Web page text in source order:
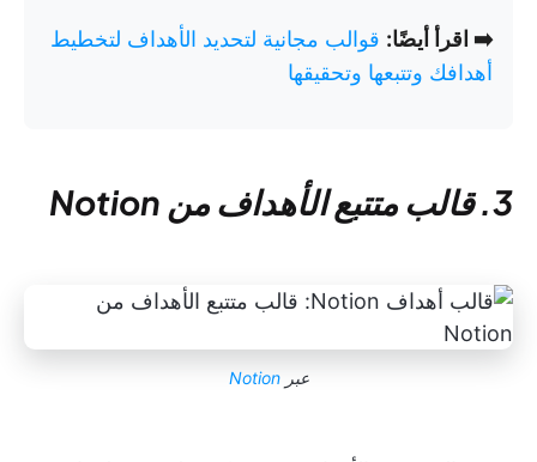
➡️ اقرأ أيضًا: قوالب مجانية لتحديد الأهداف لتخطيط
أهدافك وتتبعها وتحقيقها
3. قالب متتبع الأهداف من Notion
عبرNotion